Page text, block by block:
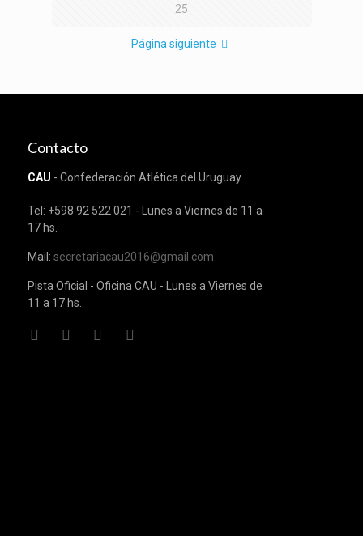
25
Página siguiente
Contacto
CAU - Confederación Atlética del Uruguay.
Tel: +598 92 522 021 - Lunes a Viernes de 11 a
17 hs.
Mail: secretariacau2016@gmail.com
Pista Oficial - Oficina CAU - Lunes a Viernes de
11 a 17 hs.